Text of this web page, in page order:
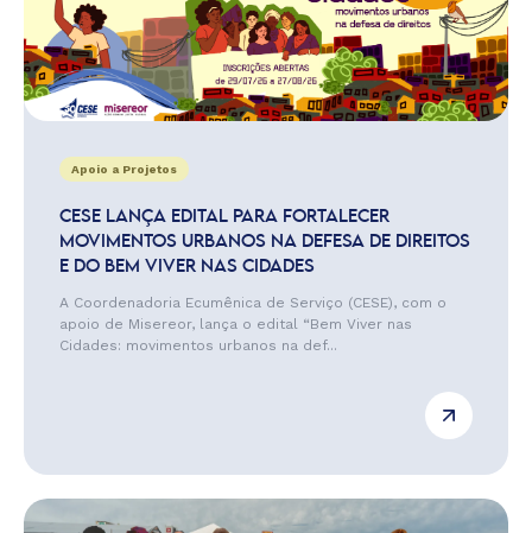
Apoio a Projetos
CESE LANÇA EDITAL PARA FORTALECER
MOVIMENTOS URBANOS NA DEFESA DE DIREITOS
E DO BEM VIVER NAS CIDADES
A Coordenadoria Ecumênica de Serviço (CESE), com o
apoio de Misereor, lança o edital “Bem Viver nas
Cidades: movimentos urbanos na def...